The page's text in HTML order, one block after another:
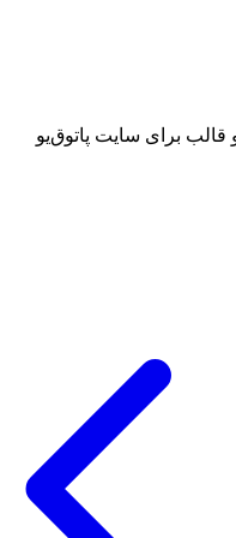
قالب برای سایت پاتوق‌یو